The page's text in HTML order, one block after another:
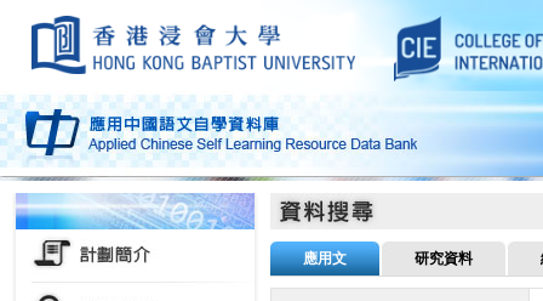
應用文 研究資料